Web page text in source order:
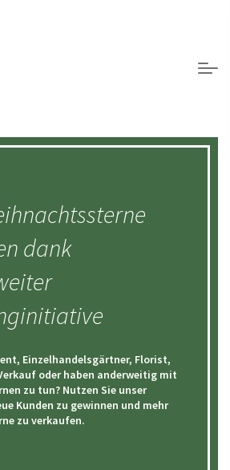
dank
Einzelhandelsgärtner, Florist,
oder haben anderweitig mit
zu tun? Nutzen Sie unser
Kunden zu gewinnen und mehr
zu verkaufen.